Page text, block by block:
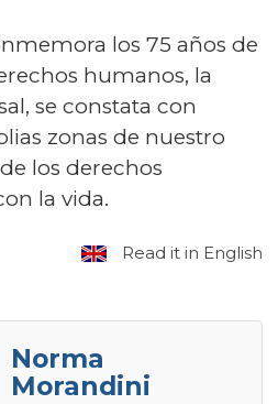
los 75 años de
humanos, la
se constata con
zonas de nuestro
los derechos
la vida.
Read it in English
Norma
Morandini